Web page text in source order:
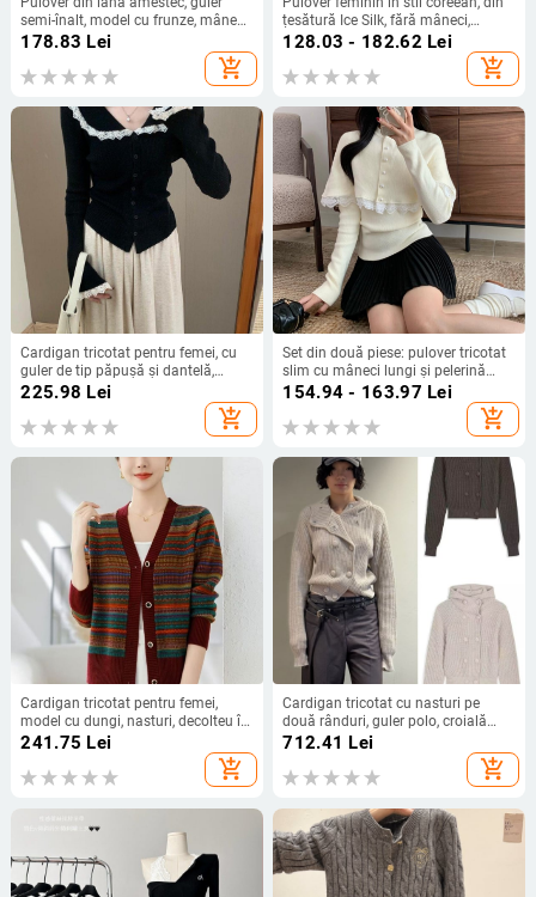
semi-înalt, model cu frunze, mâneci
lungi, croială lejeră
178.83 Lei
add_shopping_cart
țesătură Ice Silk, fără mâneci,
decolteu în V, cardigan
128.03 - 182.62 Lei
add_shopping_cart
Cardigan tricotat pentru femei, cu
guler de tip păpușă și dantelă,
toamnă‑iarnă, croială Slim, lungime
225.98 Lei
add_shopping_cart
Set din două piese: pulover tricotat
slim cu mâneci lungi și pelerină
tricotată cu dantelă, stil franțuzesc
154.94 - 163.97 Lei
add_shopping_cart
Cardigan tricotat pentru femei,
model cu dungi, nasturi, decolteu în
V, croială lejeră, plus size,
241.75 Lei
add_shopping_cart
Cardigan tricotat cu nasturi pe
două rânduri, guler polo, croială
lejeră, mâneci lungi, Primăvara
712.41 Lei
add_shopping_cart